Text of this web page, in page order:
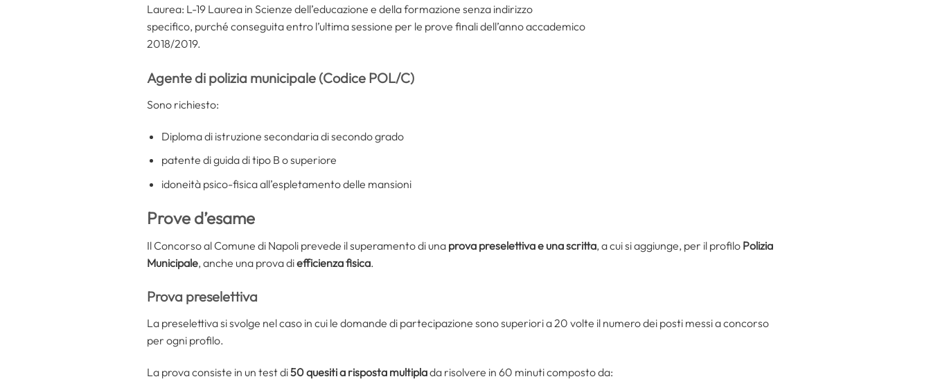
Laurea: L-19 Laurea in Scienze dell’educazione e della formazione senza indirizzo
specifico, purché conseguita entro l’ultima sessione per le prove finali dell’anno accademico
2018/2019.
Agente di polizia municipale (Codice POL/C)
Sono richiesto:
Diploma di istruzione secondaria di secondo grado
patente di guida di tipo B o superiore
idoneità psico-fisica all’espletamento delle mansioni
Prove d’esame
Il Concorso al Comune di Napoli prevede il superamento di una prova preselettiva e una scritta, a cui si aggiunge, per il profilo Polizia
Municipale, anche una prova diefficienza fisica.
Prova preselettiva
La preselettiva si svolge nel caso in cui le domande di partecipazione sono superiori a 20 volte il numero dei posti messi a concorso
per ogni profilo.
La prova consiste in un test di50 quesiti a risposta multiplada risolvere in 60 minuti composto da: